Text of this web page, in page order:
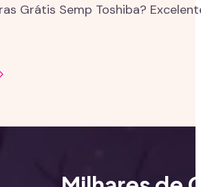
Grátis Semp Toshiba?